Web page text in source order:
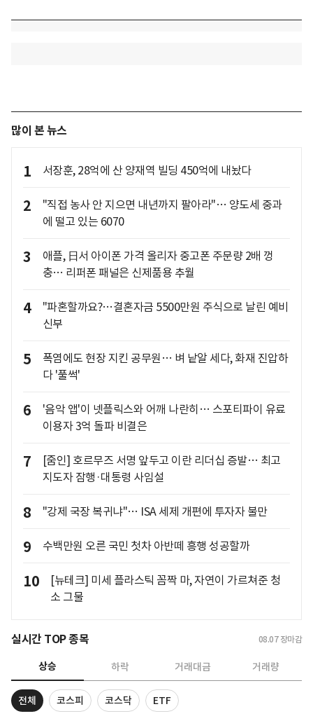
많이 본 뉴스
1 서장훈, 28억에 산 양재역 빌딩 450억에 내놨다
2
"직접 농사 안 지으면 내년까지 팔아라"… 양도세 중과
에 떨고 있는 6070
3
애플, 日서 아이폰 가격 올리자 중고폰 주문량 2배 껑
충… 리퍼폰 패널은 신제품용 추월
4
"파혼할까요?…결혼자금 5500만원 주식으로 날린 예비
신부
5
폭염에도 현장 지킨 공무원… 벼 낱알 세다, 화재 진압하
다 '풀썩'
6
'음악 앱'이 넷플릭스와 어깨 나란히… 스포티파이 유료
이용자 3억 돌파 비결은
7
[줌인] 호르무즈 서명 앞두고 이란 리더십 증발… 최고
지도자 잠행·대통령 사임설
8 "강제 국장 복귀냐"… ISA 세제 개편에 투자자 불만
9 수백만원 오른 국민 첫차 아반떼 흥행 성공할까
10
[뉴테크] 미세 플라스틱 꼼짝 마, 자연이 가르쳐준 청
소 그물
실시간 TOP 종목 08.07 장마감
상승 하락 거래대금 거래량
전체 코스피 코스닥 ETF